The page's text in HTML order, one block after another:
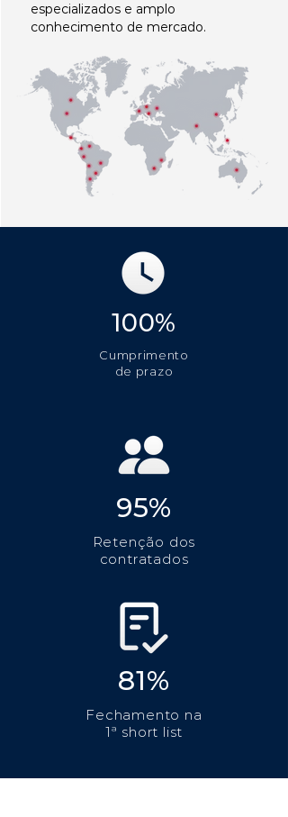
especializados e amplo
conhecimento de mercado.
100%
Cumprimento
de prazo
95%
Retenção dos
contratados
81%
Fechamento na
1ª short list